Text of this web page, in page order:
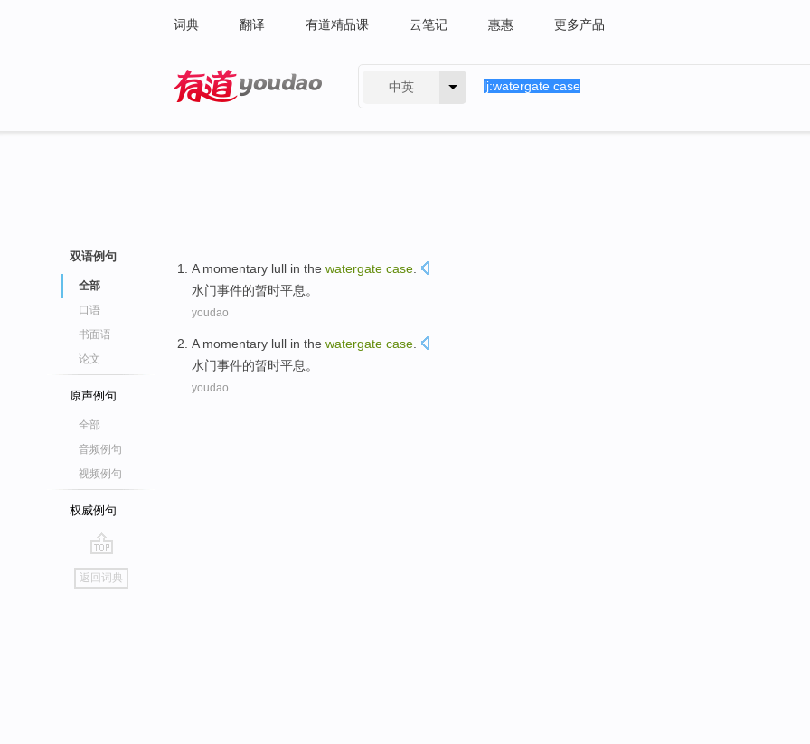
词典 翻译 有道精品课 云笔记 惠惠 更多产品
中英
双语例句
全部
口语
书面语
论文
原声例句
全部
音频例句
视频例句
权威例句
go
top
返回词典
A momentary lull in the watergate case
水门事件的暂时平息 。
youdao
A momentary lull in the watergate case
水门事件的暂时平息 。
youdao